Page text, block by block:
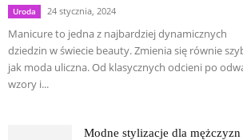
Uroda 24 stycznia, 2024
Manicure to jedna z najbardziej dynamicznych
dziedzin w świecie beauty. Zmienia się równie
jak moda uliczna. Od klasycznych odcieni po
wzory i...
Modne stylizacje dla mężczyzn